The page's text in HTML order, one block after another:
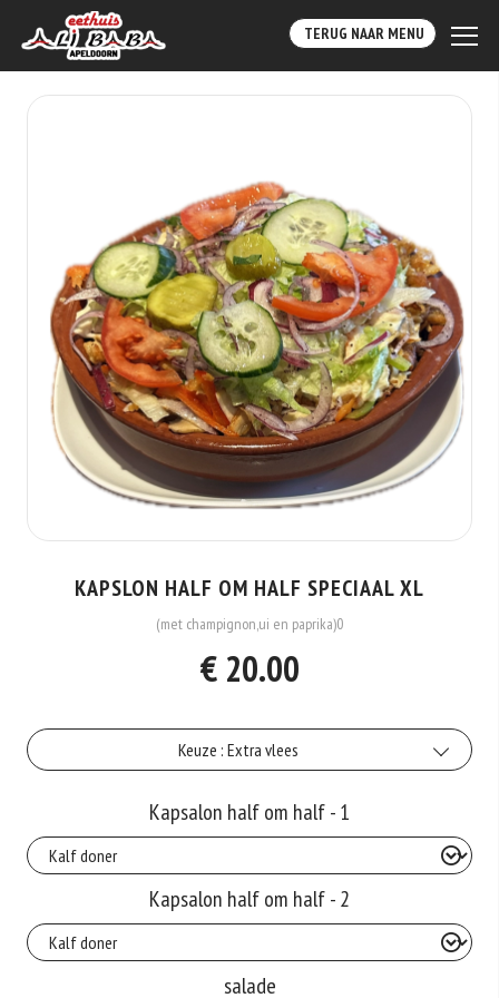
TERUG NAAR MENU
KAPSLON HALF OM HALF SPECIAAL XL
(met champignon,ui en paprika)0
€ 20.00
Keuze : Extra vlees
Extra vlees
+€3.00
Kapsalon half om half - 1
Kapsalon half om half - 2
salade